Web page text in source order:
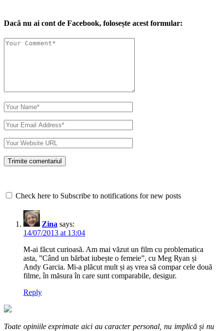
Dacă nu ai cont de Facebook, folosește acest formular:
Check here to Subscribe to notifications for new posts
Zina says:
14/07/2013 at 13:04
M-ai făcut curioasă. Am mai văzut un film cu problematica
asta, ”Când un bărbat iubește o femeie”, cu Meg Ryan și
Andy Garcia. Mi-a plăcut mult și aș vrea să compar cele două
filme, în măsura în care sunt comparabile, desigur.
Reply
Toate opiniile exprimate aici au caracter personal, nu implică și nu